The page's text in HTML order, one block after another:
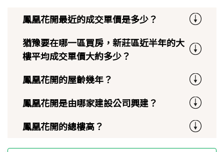
鳳凰花開最近的成交單價是多少？
猶豫要在哪一區買房，新莊區近半年的大
樓平均成交單價大約多少？
鳳凰花開的屋齡幾年？
鳳凰花開是由哪家建設公司興建？
鳳凰花開的總樓高？